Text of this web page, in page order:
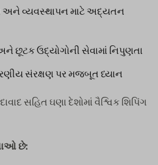
અને વ્યવસ્થાપન માટે અદ્યતન
છૂટક ઉદ્યોગોની સેવામાં નિપુણતા
સંરક્ષણ પર મજબૂત ધ્યાન
સહિત ઘણા દેશોમાં વૈશ્વિક શિપિંગ
છે: